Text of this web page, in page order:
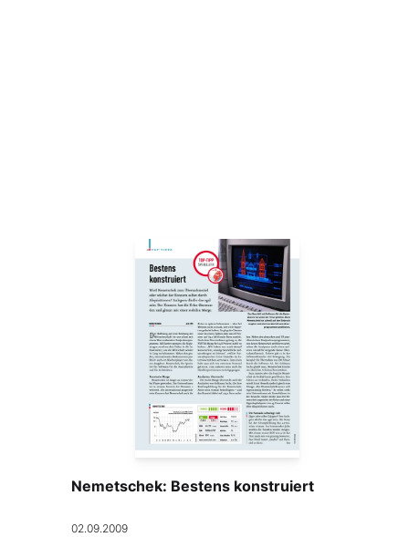
Nemetschek: Bestens konstruiert
02.09.2009